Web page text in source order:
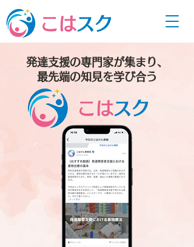
こはスク
発達支援の専門家が集まり、
最先端の知見を学び合う
こはスク